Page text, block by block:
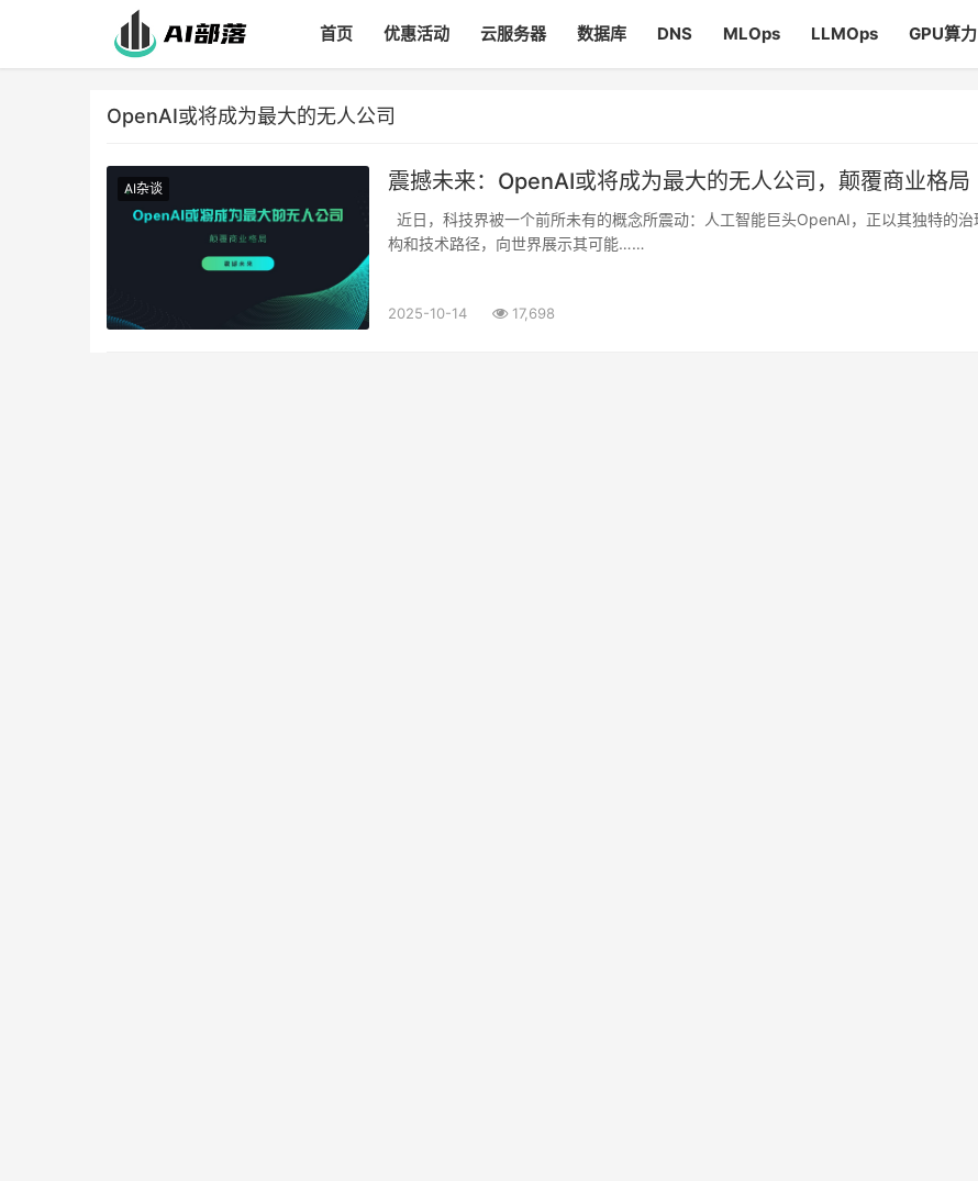
首页 优惠活动 云服务器 数据库 DNS MLOps LLMOps GPU算力
OpenAI或将成为最大的无人公司
AI杂谈 震撼未来：OpenAI或将成为最大的无人公司，颠覆商业格局
构和技术路径，向世界展示其可能……
2025-10-14 17,698